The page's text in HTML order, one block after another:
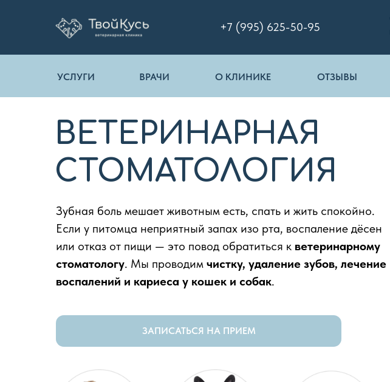
УСЛУГИ ВРАЧИ О КЛИНИКЕ ОТЗЫВЫ
+7 (995) 625-50-95
Зубная боль мешает животным есть, спать и жить спокойно.
Если у питомца неприятный запах изо рта, воспаление дёсен
или отказ от пищи — это повод обратиться к ветеринарному
стоматологу. Мы проводим чистку, удаление зубов, лечение
воспалений и кариеса у кошек и собак.
ВЕТЕРИНАРНАЯ
СТОМАТОЛОГИЯ
ЗАПИСАТЬСЯ НА ПРИЕМ